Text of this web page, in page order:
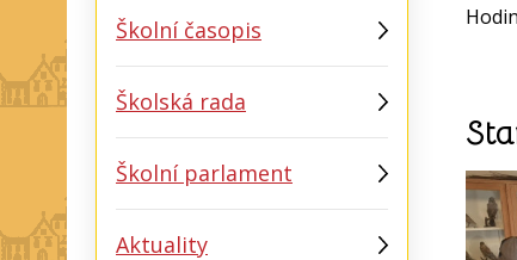
Školní časopis
Školská rada
Školní parlament
Aktuality